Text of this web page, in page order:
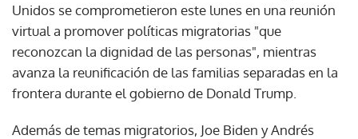
Unidos se comprometieron este lunes en una reunión
virtual a promover políticas migratorias "que
reconozcan la dignidad de las personas", mientras
avanza la reunificación de las familias separadas en la
frontera durante el gobierno de Donald Trump.
Además de temas migratorios, Joe Biden y Andrés